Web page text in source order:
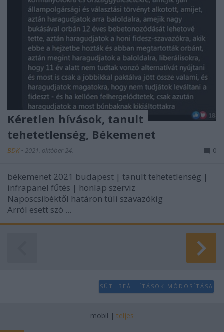
Kéretlen hívások, tanult
tehetetlenség, Békemenet
BDK • 2021. október 24. 0
békemenet 2021 budapest | tanult tehetetlenség |
infrapanel fűtés | honlap szerviz
Naposcsibéktől határon túli szavazókig
Arról esett szó ...
SÜTI BEÁLLÍTÁSOK MÓDOSÍTÁSA
mobil | teljes